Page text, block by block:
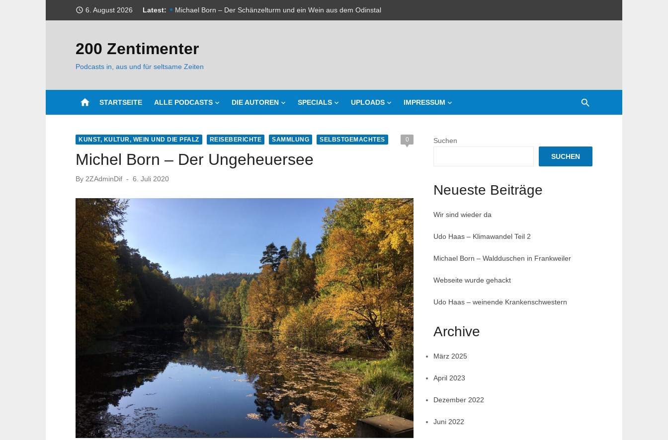
access_time 6. August 2026 Latest: Michael Born – Der Schänzelturm und ein Wein aus dem Odinstal
Udo Haas – Klimawandel Teil 2
Michael Born – Waldduschen in Frankweiler
Webseite wurde gehackt
Sonderfolge 1 – Michael Born – Willi Brausch – Die Jungwinzer (in Mundart) mit Gewinnspiel
Michael Born – Der goldene Hut und die Pferdestärke aus Weisenheim
200 Zentimenter
Podcasts in, aus und für seltsame Zeiten
home STARTSEITE ALLE PODCASTS DIE AUTOREN SPECIALS UPLOADS IMPRESSUM
KUNST, KULTUR, WEIN UND DIE PFALZ REISEBERICHTE SAMMLUNG SELBSTGEMACHTES 0
Michel Born – Der Ungeheuersee
By 2ZAdminDif
Posted
6. Juli 2020
Suchen
SUCHEN
Neueste Beiträge
Wir sind wieder da
Udo Haas – Klimawandel Teil 2
Michael Born – Waldduschen in Frankweiler
Webseite wurde gehackt
Udo Haas – weinende Krankenschwestern
Archive
März 2025
April 2023
Dezember 2022
Juni 2022